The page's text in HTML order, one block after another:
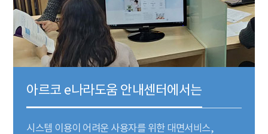
아르코 e나라도움 안내센터에서는
시스템 이용이 어려운 사용자를 위한 대면서비스,